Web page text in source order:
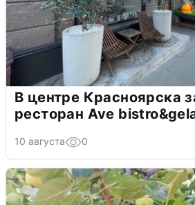
В центре Красноярска
ресторан Ave
10 августа 0